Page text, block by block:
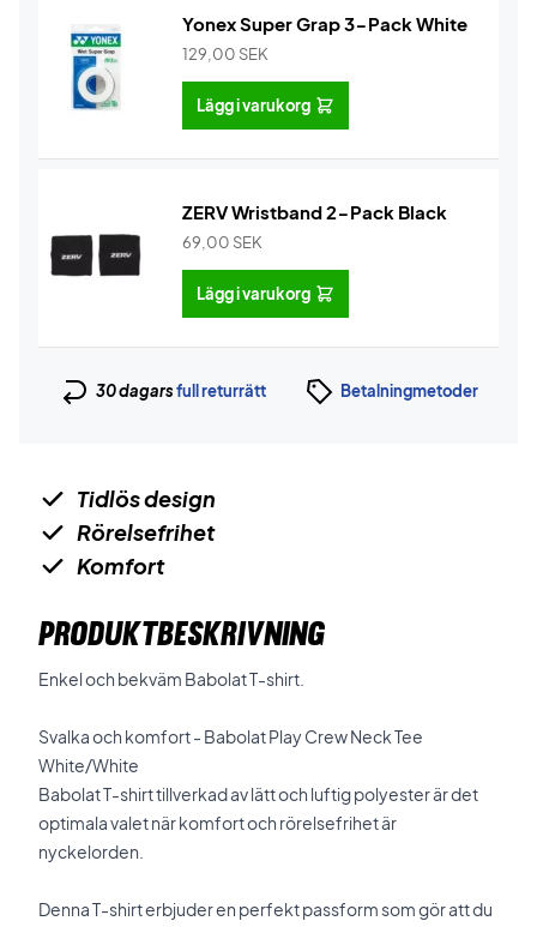
Yonex Super Grap 3-Pack White
129,00 SEK
Lägg i varukorg
ZERV Wristband 2-Pack Black
69,00 SEK
Lägg i varukorg
30 dagarsfull returrätt Betalningmetoder
Tidlös design
Rörelsefrihet
Komfort
PRODUKTBESKRIVNING
Enkel och bekväm Babolat T-shirt.
Svalka och komfort - Babolat Play Crew Neck Tee
White/White
Babolat T-shirt tillverkad av lätt och luftig polyester är det
optimala valet när komfort och rörelsefrihet är
nyckelorden.
Denna T-shirt erbjuder en perfekt passform som gör att du